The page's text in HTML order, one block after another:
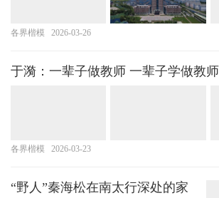
各界楷模 2026-03-26
于漪：一辈子做教师 一辈子学做教师
各界楷模 2026-03-23
“野人”秦海松在南太行深处的家